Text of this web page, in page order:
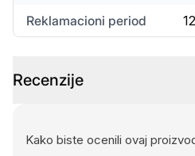
Reklamacioni period
Recenzije
Kako biste ocenili ovaj